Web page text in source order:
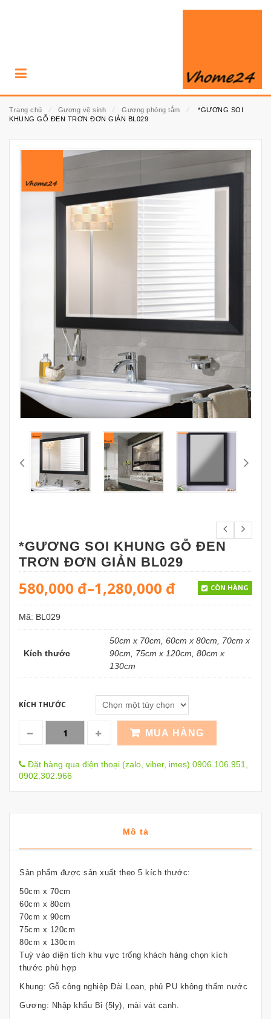
Trang chủ ⁄ Gương vệ sinh ⁄ Gương phòng tắm ⁄
*GƯƠNG SOI
KHUNG GỖ ĐEN TRƠN ĐƠN GIẢN BL029
*GƯƠNG SOI KHUNG GỖ ĐEN
TRƠN ĐƠN GIẢN BL029
580,000 đ–1,280,000 đ CÒN HÀNG
Mã: BL029
Kích thước
50cm x 70cm, 60cm x 80cm, 70cm x
90cm, 75cm x 120cm, 80cm x
130cm
KÍCH THƯỚC
MUA HÀNG
Đặt hàng qua điện thoại (zalo, viber, imes) 0906.106.951,
0902.302.966
Mô tả
Sản phẩm được sản xuất theo 5 kích thước:
50cm x 70cm
60cm x 80cm
70cm x 90cm
75cm x 120cm
80cm x 130cm
Tuỳ vào diện tích khu vực trống khách hàng chọn kích
thước phù hợp
Khung: Gỗ công nghiệp Đài Loan, phủ PU không thấm nước
Gương: Nhập khẩu Bỉ (5ly), mài vát cạnh.